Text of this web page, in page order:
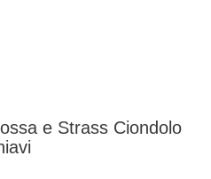
e Strass Ciondolo